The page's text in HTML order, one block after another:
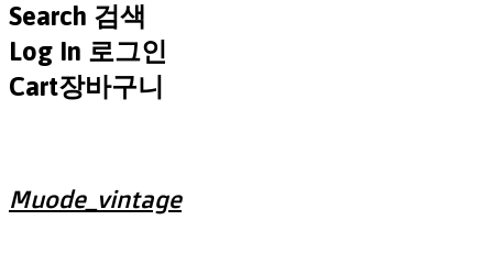
Search 검색
Log In 로그인
Cart장바구니
Muode_vintage